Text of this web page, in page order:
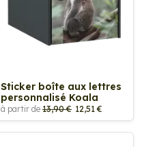
Sticker boîte aux lettres
personnalisé Koala
à partir de 13,90 € 12,51 €